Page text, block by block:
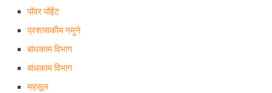
पॉवर पॉईंट
प्रशासकीय नमुने
बांधकाम विभाग
बांधकाम विभाग
महसूल